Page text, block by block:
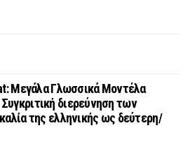
Μεγάλα Γλωσσικά Μοντέλα
διερεύνηση των
της ελληνικής ως δεύτερη/